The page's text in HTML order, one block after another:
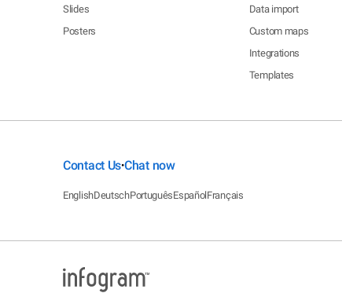
Slides
Posters
Data import
Custom maps
Integrations
Templates
Contact Us•Chat now
EnglishDeutschPortuguêsEspañolFrançais